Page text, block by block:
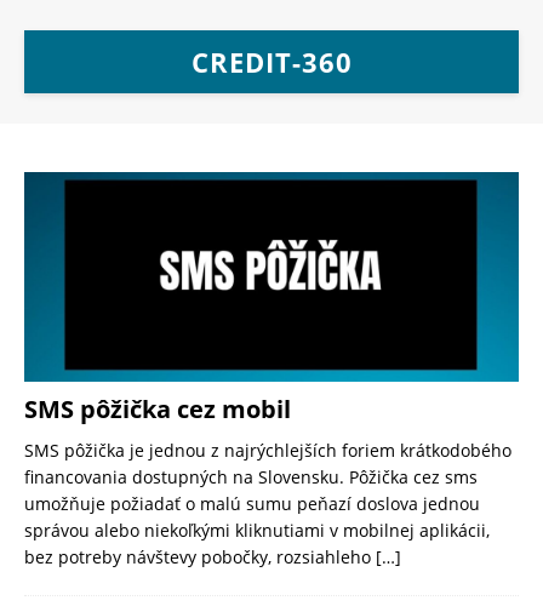
CREDIT-360
SMS pôžička cez mobil
SMS pôžička je jednou z najrýchlejších foriem krátkodobého
financovania dostupných na Slovensku. Pôžička cez sms
umožňuje požiadať o malú sumu peňazí doslova jednou
správou alebo niekoľkými kliknutiami v mobilnej aplikácii,
bez potreby návštevy pobočky, rozsiahleho […]